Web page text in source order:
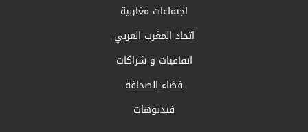
اجتماعات مغاربية
اتحاد المغرب العربي
اتفاقيات و شراكات
فضاء الصحافة
فيديوهات